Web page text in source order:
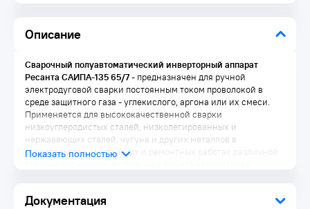
Описание
Документация
Сварочный полуавтоматический инверторный аппарат
Ресанта САИПА-135 65/7- предназначен для ручной
электродуговой сварки постоянным током проволокой в
среде защитного газа - углекислого, аргона или их смеси.
Применяется для высококачественной сварки
низкоуглеродистых сталей, низколегированных и
нержавеющих сталей, чугуна и других металлов в
строительстве, монтажных и ремонтных работах различной
высокого качества сварного соединения.